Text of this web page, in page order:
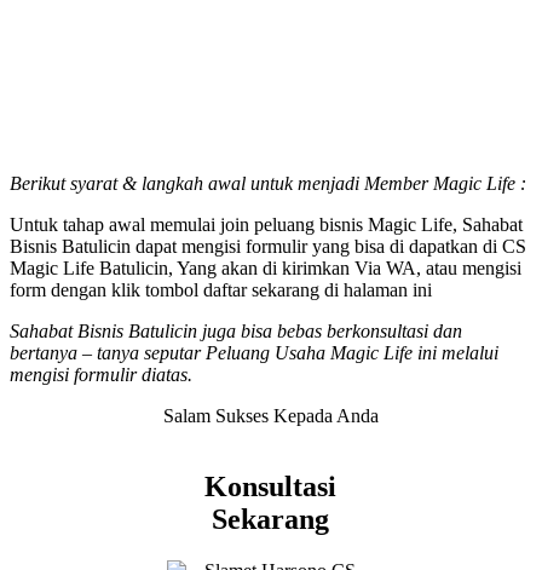
Berikut syarat & langkah awal untuk menjadi Member Magic Life :
Untuk tahap awal memulai join peluang bisnis Magic Life, Sahabat
Bisnis Batulicin dapat mengisi formulir yang bisa di dapatkan di CS
Magic Life Batulicin, Yang akan di kirimkan Via WA, atau mengisi
form dengan klik tombol daftar sekarang di halaman ini
Sahabat Bisnis Batulicin juga bisa bebas berkonsultasi dan
bertanya – tanya seputar Peluang Usaha Magic Life ini melalui
mengisi formulir diatas.
Salam Sukses Kepada Anda
Konsultasi
Sekarang